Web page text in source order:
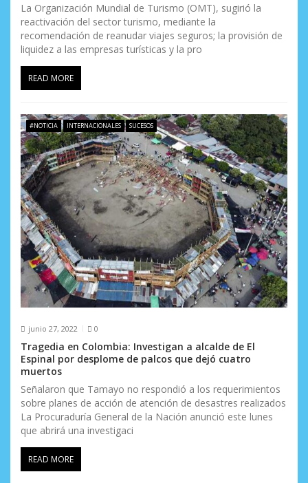
La Organización Mundial de Turismo (OMT), sugirió la
reactivación del sector turismo, mediante la
recomendación de reanudar viajes seguros; la provisión de
liquidez a las empresas turísticas y la pro
READ MORE
#NOTICIA INTERNACIONALES SUCESOS
junio 27, 2022 0
Tragedia en Colombia: Investigan a alcalde de El
Espinal por desplome de palcos que dejó cuatro
muertos
Señalaron que Tamayo no respondió a los requerimientos
sobre planes de acción de atención de desastres realizados
La Procuraduría General de la Nación anunció este lunes
que abrirá una investigaci
READ MORE